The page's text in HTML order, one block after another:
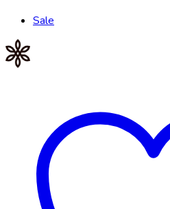
Sale